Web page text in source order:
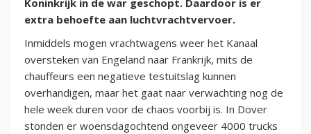
Koninkrijk in de war geschopt. Daardoor is er
extra behoefte aan luchtvrachtvervoer.
Inmiddels mogen vrachtwagens weer het Kanaal
oversteken van Engeland naar Frankrijk, mits de
chauffeurs een negatieve testuitslag kunnen
overhandigen, maar het gaat naar verwachting nog de
hele week duren voor de chaos voorbij is. In Dover
stonden er woensdagochtend ongeveer 4000 trucks